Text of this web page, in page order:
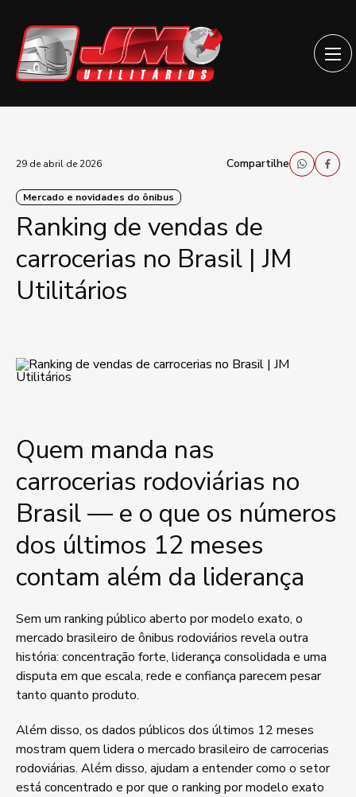
29 de abril de 2026 Compartilhe
Mercado e novidades do ônibus
Ranking de vendas de
carrocerias no Brasil | JM
Utilitários
Quem manda nas
carrocerias rodoviárias no
Brasil — e o que os números
dos últimos 12 meses
contam além da liderança
Sem um ranking público aberto por modelo exato, o
mercado brasileiro de ônibus rodoviários revela outra
história: concentração forte, liderança consolidada e uma
disputa em que escala, rede e confiança parecem pesar
tanto quanto produto.
Além disso, os dados públicos dos últimos 12 meses
mostram quem lidera o mercado brasileiro de carrocerias
rodoviárias. Além disso, ajudam a entender como o setor
está concentrado e por que o ranking por modelo exato